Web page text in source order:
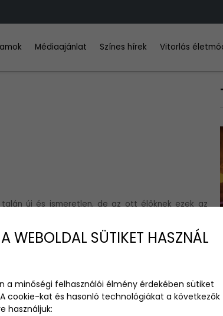
Médiaajánlat Színes hírek Vitorlás
talán új és ismeretlen, de az ott élőknek ezek az
is van szó.
A WEBOLDAL SÜTIKET HASZNÁL
a minőségi felhasználói élmény érdekében sütiket
cookie-kat és hasonló technológiákat a következők
használjuk: